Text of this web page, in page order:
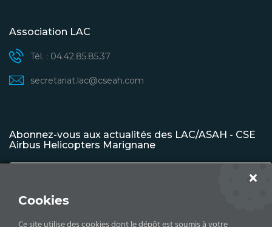
Association LAC
Tél. : 04.42.85.85.37
secretariat.lac@cseah.com
Abonnez-vous aux actualités des LAC/ASAH - CSE
Airbus Helicopters Marignane
Cookies